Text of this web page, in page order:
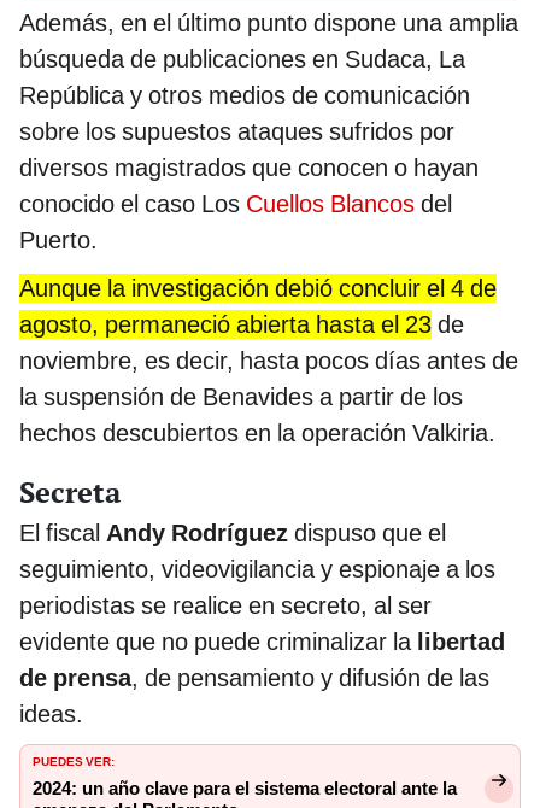
Además, en el último punto dispone una amplia
búsqueda de publicaciones en Sudaca, La
República y otros medios de comunicación
sobre los supuestos ataques sufridos por
diversos magistrados que conocen o hayan
conocido el caso Los Cuellos Blancos del
Puerto.
Aunque la investigación debió concluir el 4 de
agosto, permaneció abierta hasta el 23 de
noviembre, es decir, hasta pocos días antes de
la suspensión de Benavides a partir de los
hechos descubiertos en la operación Valkiria.
Secreta
El fiscal Andy Rodríguez dispuso que el
seguimiento, videovigilancia y espionaje a los
periodistas se realice en secreto, al ser
evidente que no puede criminalizar la libertad
de prensa, de pensamiento y difusión de las
ideas.
PUEDES VER:
2024: un año clave para el sistema electoral ante la